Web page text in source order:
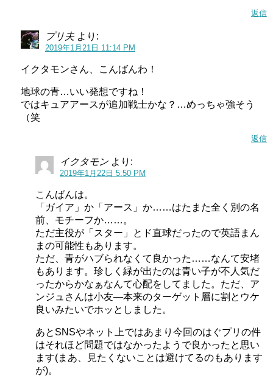
は？
しかし、HUGっと!プリキュアで二人同時に追加戦士として
登場した例があるので、一人とは言い切れません。
ト、黄色キュアであるキュアミューズがそれぞれ登場し、2
ことになります。
今回は4人スタートなのでおそらく1人追加だと思われます
が、2人の可能性も低くありません。
そうすると、最終的には5人か6人チームになるということ
ですね。
スタートゥインクルプリキュア追加戦士の声優
返信
プリ夫 より:
2019年1月21日 11:14 PM
イクタモンさん、こんばんわ！
地球の青…いい発想ですね！
ではキュアアースが追加戦士かな？…めっちゃ強そう
（笑
返信
イクタモン より:
2019年1月22日 5:50 PM
こんばんは。
「ガイア」か「アース」か……はたまた全く別の名
前、モチーフか……。
ただ主役が「スター」とド直球だったので英語まん
まの可能性もあります。
ただ、青がハブられなくて良かった……なんて安堵
もあります。珍しく緑が出たのは青い子が不人気だ
ったからかなぁなんて心配をしてました。ただ、ア
ンジュさんは小友―本来のターゲット層に割とウケ
良いみたいでホッとしました。
あとSNSやネット上ではあまり今回のはぐプリの件
はそれほど問題ではなかったようで良かったと思い
ます(まあ、見たくないことは避けてるのもあります
が)。